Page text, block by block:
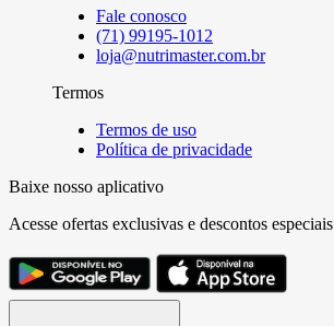
Fale conosco
(71) 99195-1012
loja@nutrimaster.com.br
Termos
Termos de uso
Política de privacidade
Baixe nosso aplicativo
Acesse ofertas exclusivas e descontos especiais